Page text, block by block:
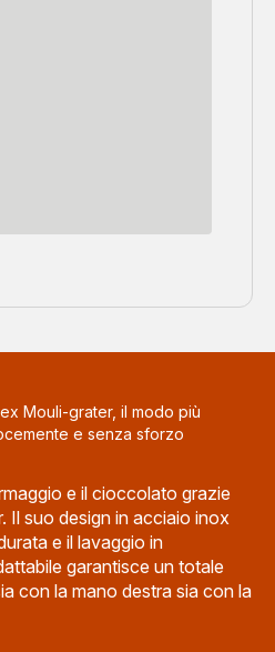
Mouli-grater, il modo più
e senza sforzo
e il cioccolato grazie
Il suo design in acciaio inox
e il lavaggio in
garantisce un totale
con la mano destra sia con la